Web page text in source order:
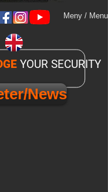
Meny / Menu
YOUR SECURITY
News